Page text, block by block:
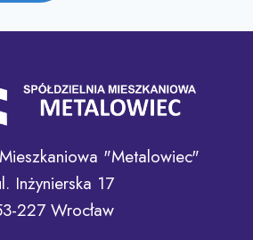
"Metalowiec"
Inżynierska 17
227 Wrocław